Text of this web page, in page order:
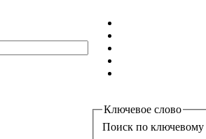
Ключевое слово
Поиск по ключевому